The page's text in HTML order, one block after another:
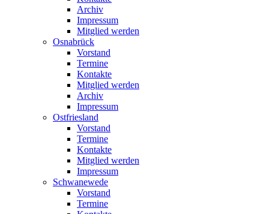
Archiv
Impressum
Mitglied werden
Osnabrück
Vorstand
Termine
Kontakte
Mitglied werden
Archiv
Impressum
Ostfriesland
Vorstand
Termine
Kontakte
Mitglied werden
Impressum
Schwanewede
Vorstand
Termine